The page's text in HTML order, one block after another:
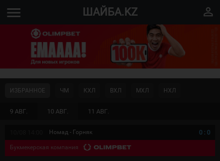
menu ШАЙБА.KZ perm_identity
9 АВГ. 10 АВГ. 11 АВГ.
ИЗБРАННОЕ ЧМ КХЛ ВХЛ МХЛ НХЛ
Номад - Горняк 0 : 0
Букмекерская компания